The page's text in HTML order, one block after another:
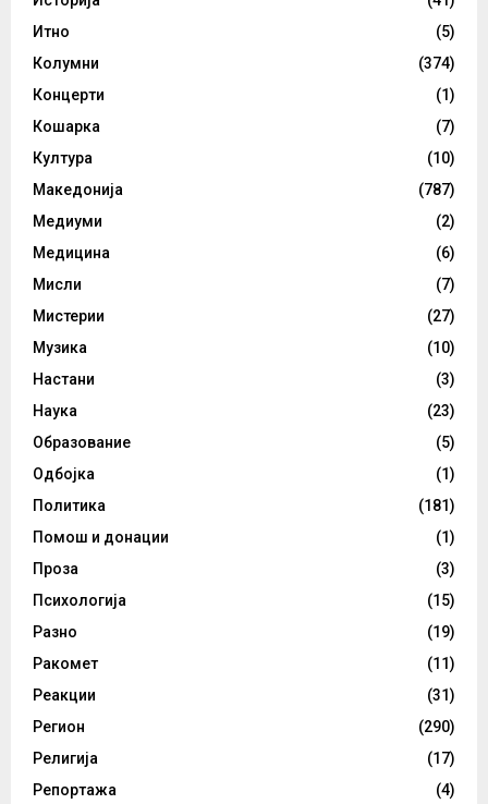
Итно
(5)
Колумни
(374)
Концерти
(1)
Кошарка
(7)
Култура
(10)
Македонија
(787)
Медиуми
(2)
Медицина
(6)
Мисли
(7)
Мистерии
(27)
Музика
(10)
Настани
(3)
Наука
(23)
Образование
(5)
Одбојка
(1)
Политика
(181)
Помош и донации
(1)
Проза
(3)
Психологија
(15)
Разно
(19)
Ракомет
(11)
Реакции
(31)
Регион
(290)
Религија
(17)
Репортажа
(4)